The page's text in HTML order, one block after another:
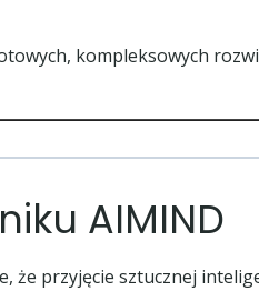
kompleksowych
AIMIND
że przyjęcie sztucznej